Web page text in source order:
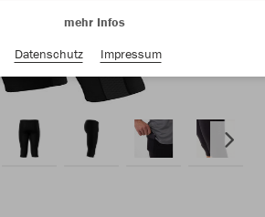
mehr Infos
Datenschutz
Impressum